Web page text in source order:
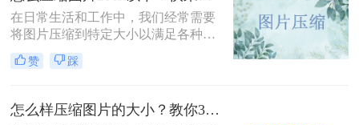
图，还是发送邮件附件，压缩图片已
成为一项必备技能。那么怎么把图片
压缩小一点呢？本文从压缩效果、操
作难度、处理速度、隐私安全四个维
实际需求快速做出选择。
在日常生活和工作中，我们经常需要
将图片压缩到特定大小以满足各种需
求，比如上传至社交媒体、发送电子
邮件或存储到移动设备中。那么怎么
种将图片压缩到200K以下的实用方
法。
赞 踩
怎么样压缩图片的大小？教你3种实用方法！